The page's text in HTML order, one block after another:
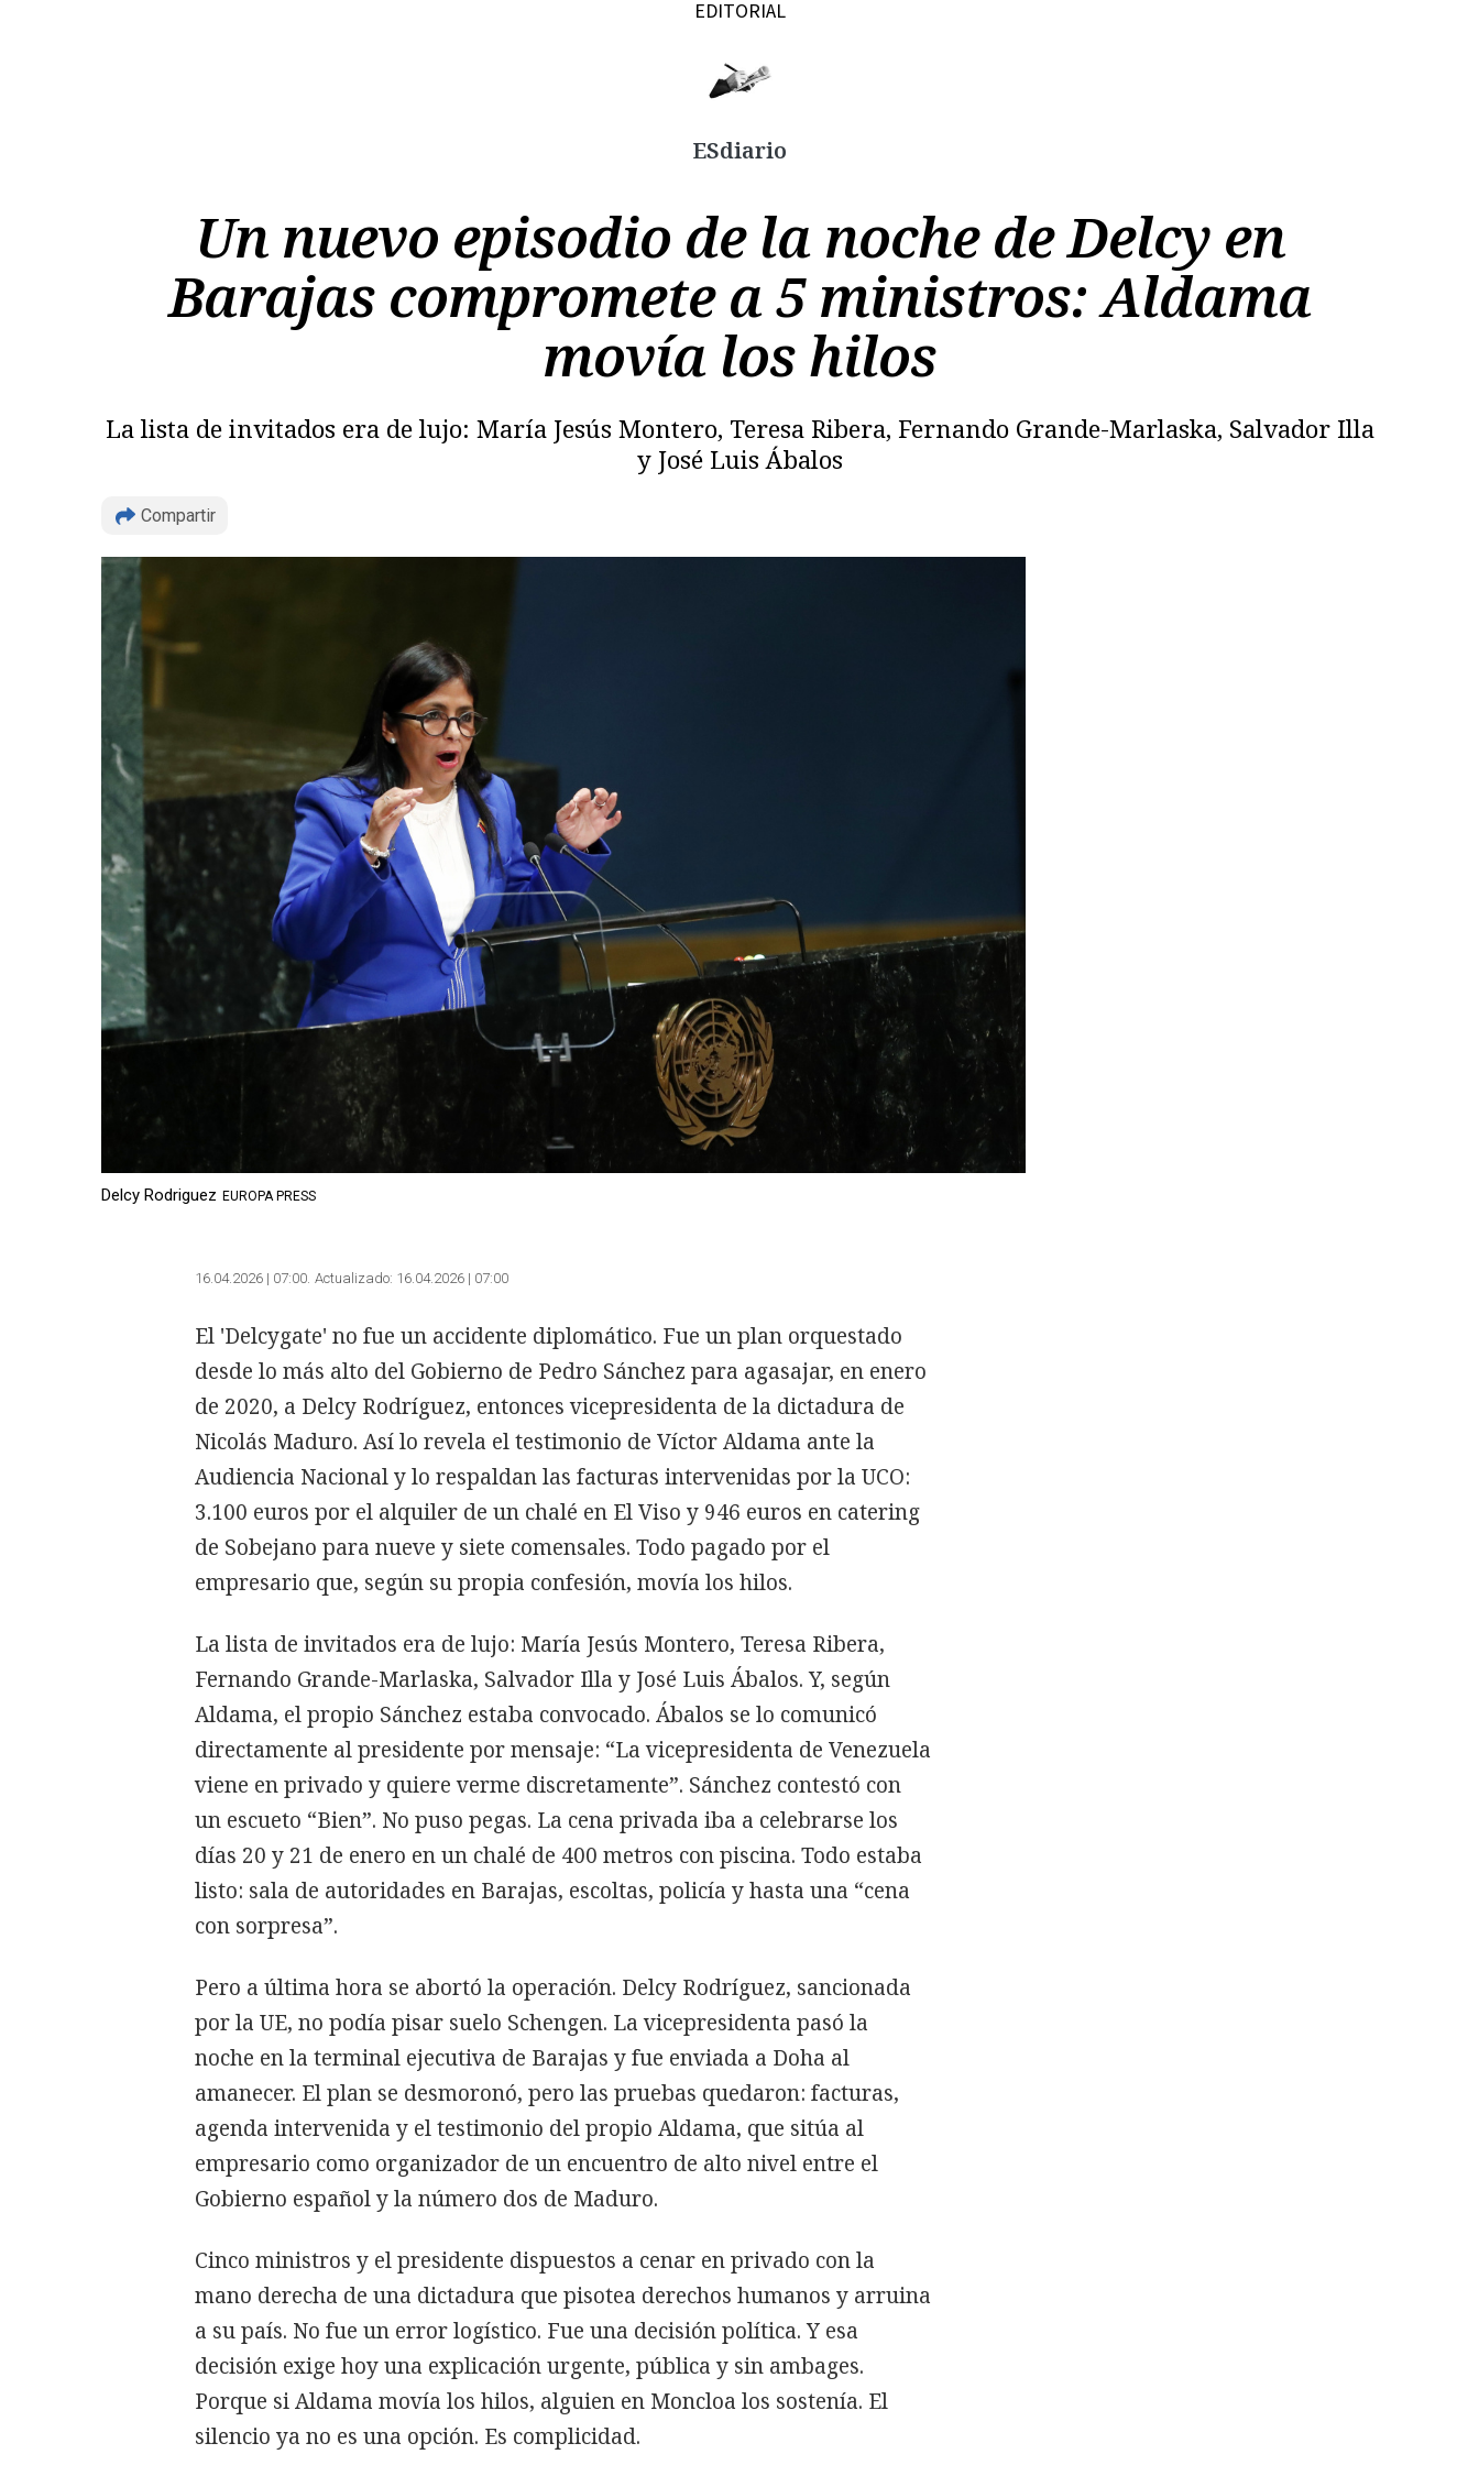
EDITORIAL
ESdiario
Un nuevo episodio de la noche de Delcy en
Barajas compromete a 5 ministros: Aldama
movía los hilos
La lista de invitados era de lujo: María Jesús Montero, Teresa Ribera, Fernando Grande-Marlaska, Salvador Illa
y José Luis Ábalos
Compartir
Copiar
Delcy Rodriguez EUROPA PRESS
16.04.2026 | 07:00 Actualizado: 16.04.2026 | 07:00
El 'Delcygate' no fue un accidente diplomático. Fue un plan orquestado
desde lo más alto del Gobierno de Pedro Sánchez para agasajar, en enero
de 2020, a Delcy Rodríguez, entonces vicepresidenta de la dictadura de
Nicolás Maduro. Así lo revela el testimonio de Víctor Aldama ante la
Audiencia Nacional y lo respaldan las facturas intervenidas por la UCO:
3.100 euros por el alquiler de un chalé en El Viso y 946 euros en catering
de Sobejano para nueve y siete comensales. Todo pagado por el
empresario que, según su propia confesión, movía los hilos.
La lista de invitados era de lujo: María Jesús Montero, Teresa Ribera,
Fernando Grande-Marlaska, Salvador Illa y José Luis Ábalos. Y, según
Aldama, el propio Sánchez estaba convocado. Ábalos se lo comunicó
directamente al presidente por mensaje: “La vicepresidenta de Venezuela
viene en privado y quiere verme discretamente”. Sánchez contestó con
un escueto “Bien”. No puso pegas. La cena privada iba a celebrarse los
días 20 y 21 de enero en un chalé de 400 metros con piscina. Todo estaba
listo: sala de autoridades en Barajas, escoltas, policía y hasta una “cena
con sorpresa”.
Pero a última hora se abortó la operación. Delcy Rodríguez, sancionada
por la UE, no podía pisar suelo Schengen. La vicepresidenta pasó la
noche en la terminal ejecutiva de Barajas y fue enviada a Doha al
amanecer. El plan se desmoronó, pero las pruebas quedaron: facturas,
agenda intervenida y el testimonio del propio Aldama, que sitúa al
empresario como organizador de un encuentro de alto nivel entre el
Gobierno español y la número dos de Maduro.
Cinco ministros y el presidente dispuestos a cenar en privado con la
mano derecha de una dictadura que pisotea derechos humanos y arruina
a su país. No fue un error logístico. Fue una decisión política. Y esa
decisión exige hoy una explicación urgente, pública y sin ambages.
Porque si Aldama movía los hilos, alguien en Moncloa los sostenía. El
silencio ya no es una opción. Es complicidad.